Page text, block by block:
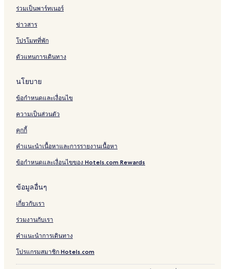
l
t
s
O
l
ร่วมเป็นพาร์ทเนอร์
ข่าวสาร
โปรโมทที่พัก
ตัวแทนการเดินทาง
นโยบาย
ข้อกำหนดและเงื่อนไข
ความเป็นส่วนตัว
คุกกี้
คำแนะนำเนื้อหาและการรายงานเนื้อหา
ข้อกำหนดและเงื่อนไขของ Hotels.com Rewards
ข้อมูลอื่นๆ
เกี่ยวกับเรา
ร่วมงานกับเรา
คำแนะนำการเดินทาง
โปรแกรมสมาชิก Hotels.com